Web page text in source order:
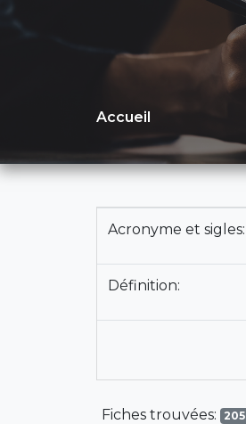
Accueil
Acronyme et sigles:
Définition:
Fiches trouvées: 205